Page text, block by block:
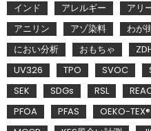
インド アレルギー アリ
アニリン
アゾ染料 わが
におい分析
おもちゃ
UV326
TPO SVOC
SEK
SDGs RSL
PFOA
PFAS OEKO-TEX®